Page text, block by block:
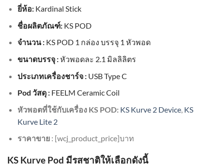
ยี่ห้อ:Kardinal Stick
ชื่อผลิตภัณฑ์:KS POD
จำนวน :KS POD 1 กล่อง บรรจุ 1 หัวพอด
ขนาดบรรจุ :หัวพอดละ 2.1 มิลลิลิตร
ประเภทเครื่องชาร์จ :USB Type C
Pod วัสดุ :FEELM Ceramic Coil
หัวพอตที่ใช้กับเครื่อง KS POD: KS Kurve 2 Device, KS
Kurve Lite 2
ราคาขาย: [wcj_product_price]บาท
KS Kurve Pod มีรสชาติให้เลือกดังนี้